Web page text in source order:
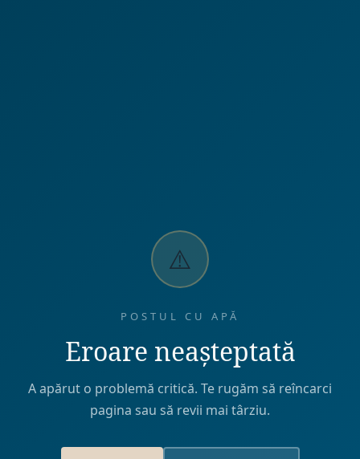
⚠️
POSTUL CU APĂ
Eroare neașteptată
A apărut o problemă critică. Te rugăm să reîncarci
pagina sau să revii mai târziu.